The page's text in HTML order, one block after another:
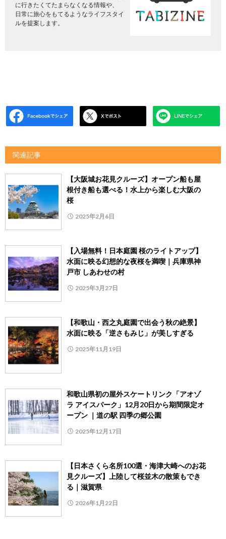
に行きたくてたまらなくなる情報や、
日常に旅心をもてるようなライフスタイ
ルを提案します。
関連記事
【大阪城お花見クルーズ】オープン船も屋
根付き船も選べる！水上から楽しむ大阪の
桜
2025年2月6日
【入場無料！日本庭園 桜のライトアップ】
水面に映る幻想的な夜桜を満喫｜兵庫県神
戸市 しあわせの村
2025年3月27日
【和歌山・西之丸庭園で出会う秋の絶景】
水面に映る「逆さもみじ」が美しすぎる
2025年11月19日
和歌山県初の屋外スケートリンク「アオゾ
ラ アイスパーク」12月20日から期間限定オ
ープン ｜道の駅 四季の郷公園
2025年12月17日
【日本さくら名所100選・海津大崎へのお花
見クルーズ】上陸して桜並木の散策もでき
る｜滋賀県
2026年1月22日